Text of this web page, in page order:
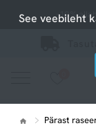
-10%
Pärast
See veebileht